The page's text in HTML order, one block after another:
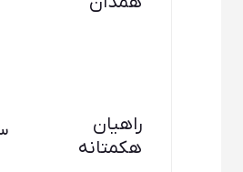
راهیان
هکمتانه